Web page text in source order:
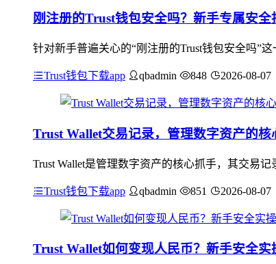
刚注册的Trust钱包安全吗？新手专属安全
针对新手普遍关心的“刚注册的Trust钱包安全吗”
Trust钱包下载app qbadmin 848 2026-08-07
Trust Wallet交易记录，管理数字资产的
Trust Wallet是管理数字资产的核心抓手，其交易
Trust钱包下载app qbadmin 851 2026-08-07
Trust Wallet如何变现人民币？新手安全实